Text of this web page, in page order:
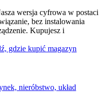
wersja cyfrowa w postaci
bez instalowania
Kupujesz i
gdzie kupić magazyn